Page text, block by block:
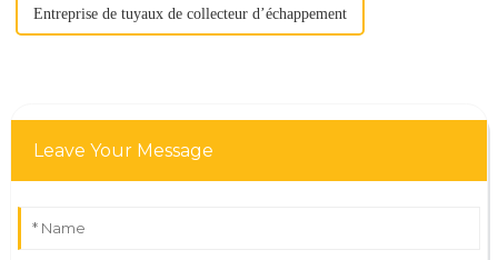
Entreprise de tuyaux de collecteur d’échappement
Leave Your Message